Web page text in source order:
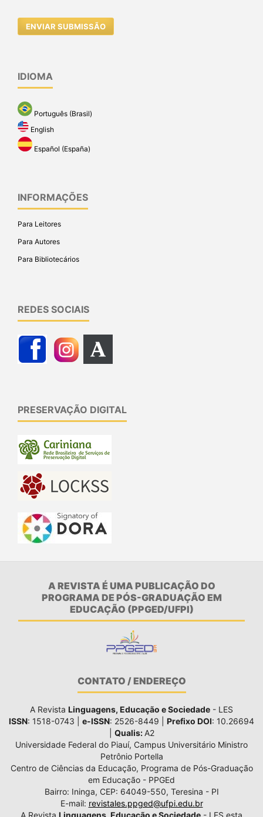
ENVIAR SUBMISSÃO
IDIOMA
Português (Brasil)
English
Español (España)
INFORMAÇÕES
Para Leitores
Para Autores
Para Bibliotecários
REDES SOCIAIS
PRESERVAÇÃO DIGITAL
A REVISTA É UMA PUBLICAÇÃO DO
PROGRAMA DE PÓS-GRADUAÇÃO EM
EDUCAÇÃO (PPGED/UFPI)
CONTATO / ENDEREÇO
A Revista Linguagens, Educação e Sociedade - LES
ISSN: 1518-0743 | e-ISSN: 2526-8449 | Prefixo DOI: 10.26694
Qualis: A2
Universidade Federal do Piauí, Campus Universitário Ministro
Petrônio Portella
Centro de Ciências da Educação, Programa de Pós-Graduação
em Educação - PPGEd
Bairro: Ininga, CEP: 64049-550, Teresina - PI
E-mail: revistales.ppged@ufpi.edu.br